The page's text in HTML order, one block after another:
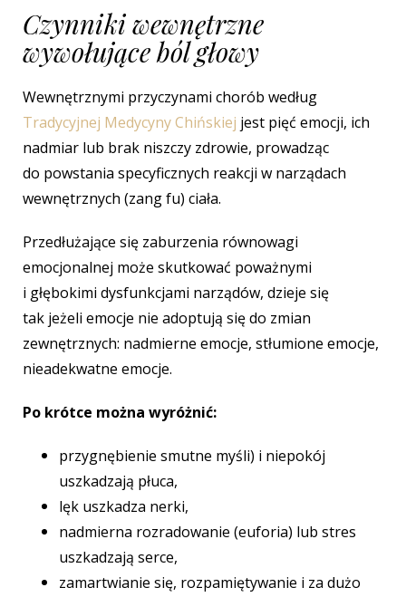
Czynniki wewnętrzne
wywołujące ból głowy
Wewnętrznymi przyczynami chorób według
Tradycyjnej Medycyny Chińskiej jest pięć emocji, ich
nadmiar lub brak niszczy zdrowie, prowadząc
do powstania specyficznych reakcji w narządach
wewnętrznych (zang fu) ciała.
Przedłużające się zaburzenia równowagi
emocjonalnej może skutkować poważnymi
i głębokimi dysfunkcjami narządów, dzieje się
tak jeżeli emocje nie adoptują się do zmian
zewnętrznych: nadmierne emocje, stłumione emocje,
nieadekwatne emocje.
Po krótce można wyróżnić:
przygnębienie smutne myśli) i niepokój
uszkadzają płuca,
lęk uszkadza nerki,
nadmierna rozradowanie (euforia) lub stres
uszkadzają serce,
zamartwianie się, rozpamiętywanie i za dużo